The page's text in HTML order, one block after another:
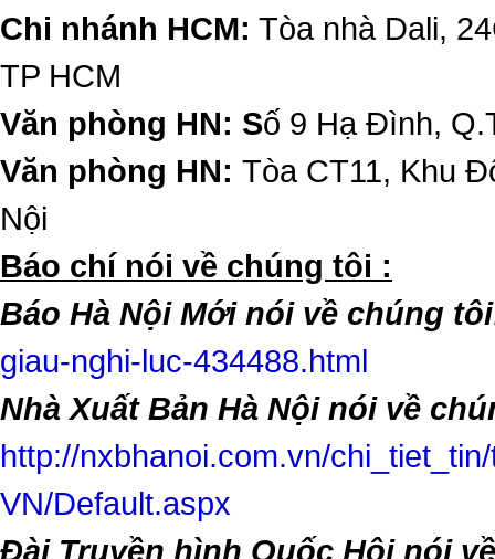
Chi nhánh HCM: Tòa nhà Dali,
TP HCM
Văn phòng HN: Số 9 Hạ Đình,
Văn phòng HN: Tòa CT11, Khu
Nội
​Báo chí nói về chúng tôi :
Báo Hà Nội Mới nói về chúng
giau-nghi-luc-434488.html
Nhà Xuất Bản Hà Nội nói về
http://nxbhanoi.com.vn/
VN/Default.aspx
Đài Truyền hình Quốc Hội nói